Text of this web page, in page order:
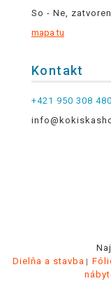
So - Ne,
mapa tu
Kontakt
+421 950 308 480
Dielňa a stavba